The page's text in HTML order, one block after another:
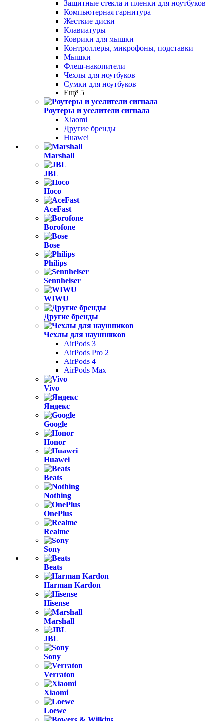
Защитные стекла и пленки для ноутбуков
Компьютерная гарнитура
Жесткие диски
Клавиатуры
Коврики для мышки
Контроллеры, микрофоны, подставки
Мышки
Флеш-накопители
Чехлы для ноутбуков
Сумки для ноутбуков
Ещё 5
Роутеры и уселители сигнала
Xiaomi
Другие бренды
Huawei
Marshall
JBL
Hoco
AceFast
Borofone
Bose
Philips
Sennheiser
WIWU
Другие бренды
Чехлы для наушников
AirPods 3
AirPods Pro 2
AirPods 4
AirPods Max
Vivo
Яндекс
Google
Honor
Huawei
Beats
Nothing
OnePlus
Realme
Sony
Beats
Harman Kardon
Hisense
Marshall
JBL
Sony
Verraton
Xiaomi
Loewe